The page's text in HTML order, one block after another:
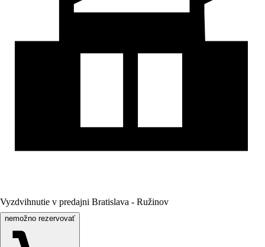
Vyzdvihnutie v predajni Bratislava - Ružinov
nemožno rezervovať